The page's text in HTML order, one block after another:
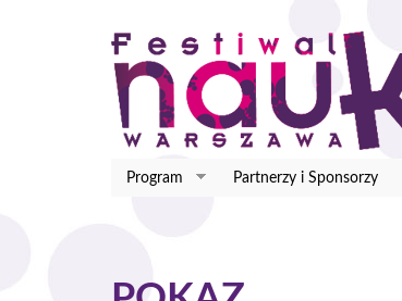
Program Partnerzy i Sponsorzy